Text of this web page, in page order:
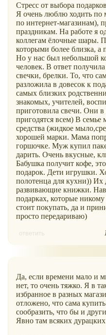
Стресс от выбора
Я очень люблю ходить по
по интернет-магазинам),
праздникам. На работе я
коллегам ёлочные шары.
которыми более близка,
Но у нас был небольшой
человек. В ответ
свечки, брелки. То, что
разложила в довесок к
самых близких
знакомых, учителей,
приготовила свечи. Они
пригодятся всем) В
средства (жидкое
хорошей марки. Мама
горшочке. Муж купил
дарить. Очень вкусные,
Бабушка получит кофе,
подарок. Дети игрушки.
полотенца для кухни))
развивающие книжки.
подарках, которые
стоит покупать, да и
просто передариваю)
ответить
Да, если времени мало и
нет, то очень тяжко. Я в
избранное в разных
отложено, что сама
сообразить, что бы и
Явно там всяких